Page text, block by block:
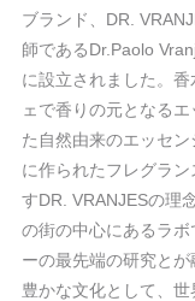
ブランド、DR.
師であるDr.Paolo
に設立されました。
ェで香りの元となる
た自然由来のエッセ
に作られたフレグラ
すDR. VRANJESの理
の街の中心にあるラ
ーの最先端の研究と
豊かな文化として、